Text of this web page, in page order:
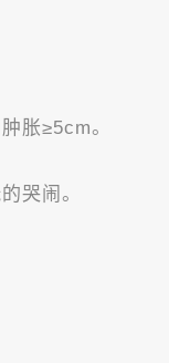
胀≥5cm。
哭闹。